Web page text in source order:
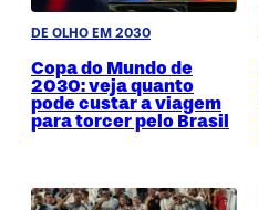
DE OLHO EM 2030
Copa do Mundo de
2030: veja quanto
pode custar a viagem
para torcer pelo Brasil